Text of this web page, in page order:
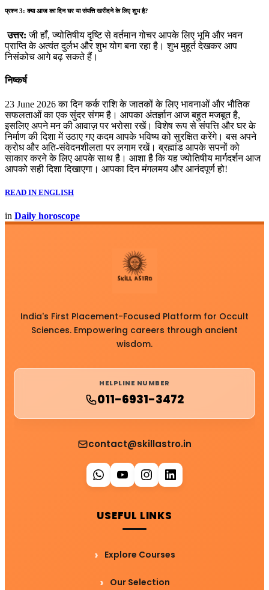
प्रश्न 3: क्या आज का दिन घर या संपत्ति खरीदने के लिए शुभ है?
उत्तर: जी हाँ, ज्योतिषीय दृष्टि से वर्तमान गोचर आपके लिए भूमि और भवन
प्राप्ति के अत्यंत दुर्लभ और शुभ योग बना रहा है। शुभ मुहूर्त देखकर आप
निसंकोच आगे बढ़ सकते हैं।
निष्कर्ष
23 June 2026 का दिन कर्क राशि के जातकों के लिए भावनाओं और भौतिक
सफलताओं का एक सुंदर संगम है। आपका अंतर्ज्ञान आज बहुत मजबूत है,
इसलिए अपने मन की आवाज़ पर भरोसा रखें। विशेष रूप से संपत्ति और घर के
निर्माण की दिशा में उठाए गए कदम आपके भविष्य को सुरक्षित करेंगे। बस अपने
क्रोध और अति-संवेदनशीलता पर लगाम रखें। ब्रह्मांड आपके सपनों को
साकार करने के लिए आपके साथ है। आशा है कि यह ज्योतिषीय मार्गदर्शन आज
आपको सही दिशा दिखाएगा। आपका दिन मंगलमय और आनंदपूर्ण हो!
READ IN ENGLISH
in Daily horoscope
India's First Placement-Focused Platform for Occult
Sciences. Empowering careers through ancient
wisdom.
HELPLINE NUMBER
011-6931-3472
contact@skillastro.in
USEFUL LINKS
Explore Courses
Our Selection